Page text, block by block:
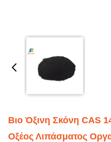
Βιο Όξινη Σκόνη CAS
Οξέος Λιπάσματος